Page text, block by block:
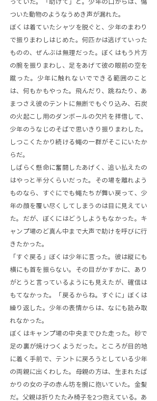
っていた。「助けて」と。少年の口からは、傷
ついた動物のようなうめき声が漏れた。
ぼくは着ていたシャツを脱ぐと、少年のまわり
で振りまわしはじめた。何匹かは逃げていった
ものの、ぜんぶは無理だった。ぼくはもう片方
の腕を振りまわし、足をあげて彼の眼前の空を
蹴った。少年に触れないでできる範囲のこと
は、何もかもやった。飛んだり、跳ねたり、あ
まつさえ彼のテントに無断でもぐり込み、石炭
の火起こし用のダンボールの欠片を拝借して、
少年のうなじのそばで思いきり振りまわした。
しつこくたかり続ける蠅の一群がそこにいたか
らだ。
しばらく懸命に奮闘したあげく、追い払えたの
はやっと半分くらいだった。その場を離れよう
ものなら、すぐにでも蠅たちが舞い戻って、少
年の顔を覆い尽くしてしまうのは目に見えてい
た。だが、ぼくにはどうしようもなかった。キ
ャンプ場のど真ん中まで大声で助けを呼びに行
きたかった。
「すぐ戻る」ぼくは少年に言った。彼は縦にも
横にも首を振らない。その目がかすかに、あり
がとうと言っているようにも見えたが、確信は
もてなかった。「戻るからね。すぐに」ぼくは
繰り返した。少年の表情からは、なにも読み取
れなかった。
ぼくはキャンプ場の中央までひた走った。砂で
足の裏が焼けつくようだった。ところが目的地
に着く手前で、テントに戻ろうとしている少年
の両親に出くわした。母親の方は、生まれたば
かりの女の子の赤ん坊を腕に抱いていた。金髪
だ。父親は折りたたみ椅子を2つ抱えている。あ